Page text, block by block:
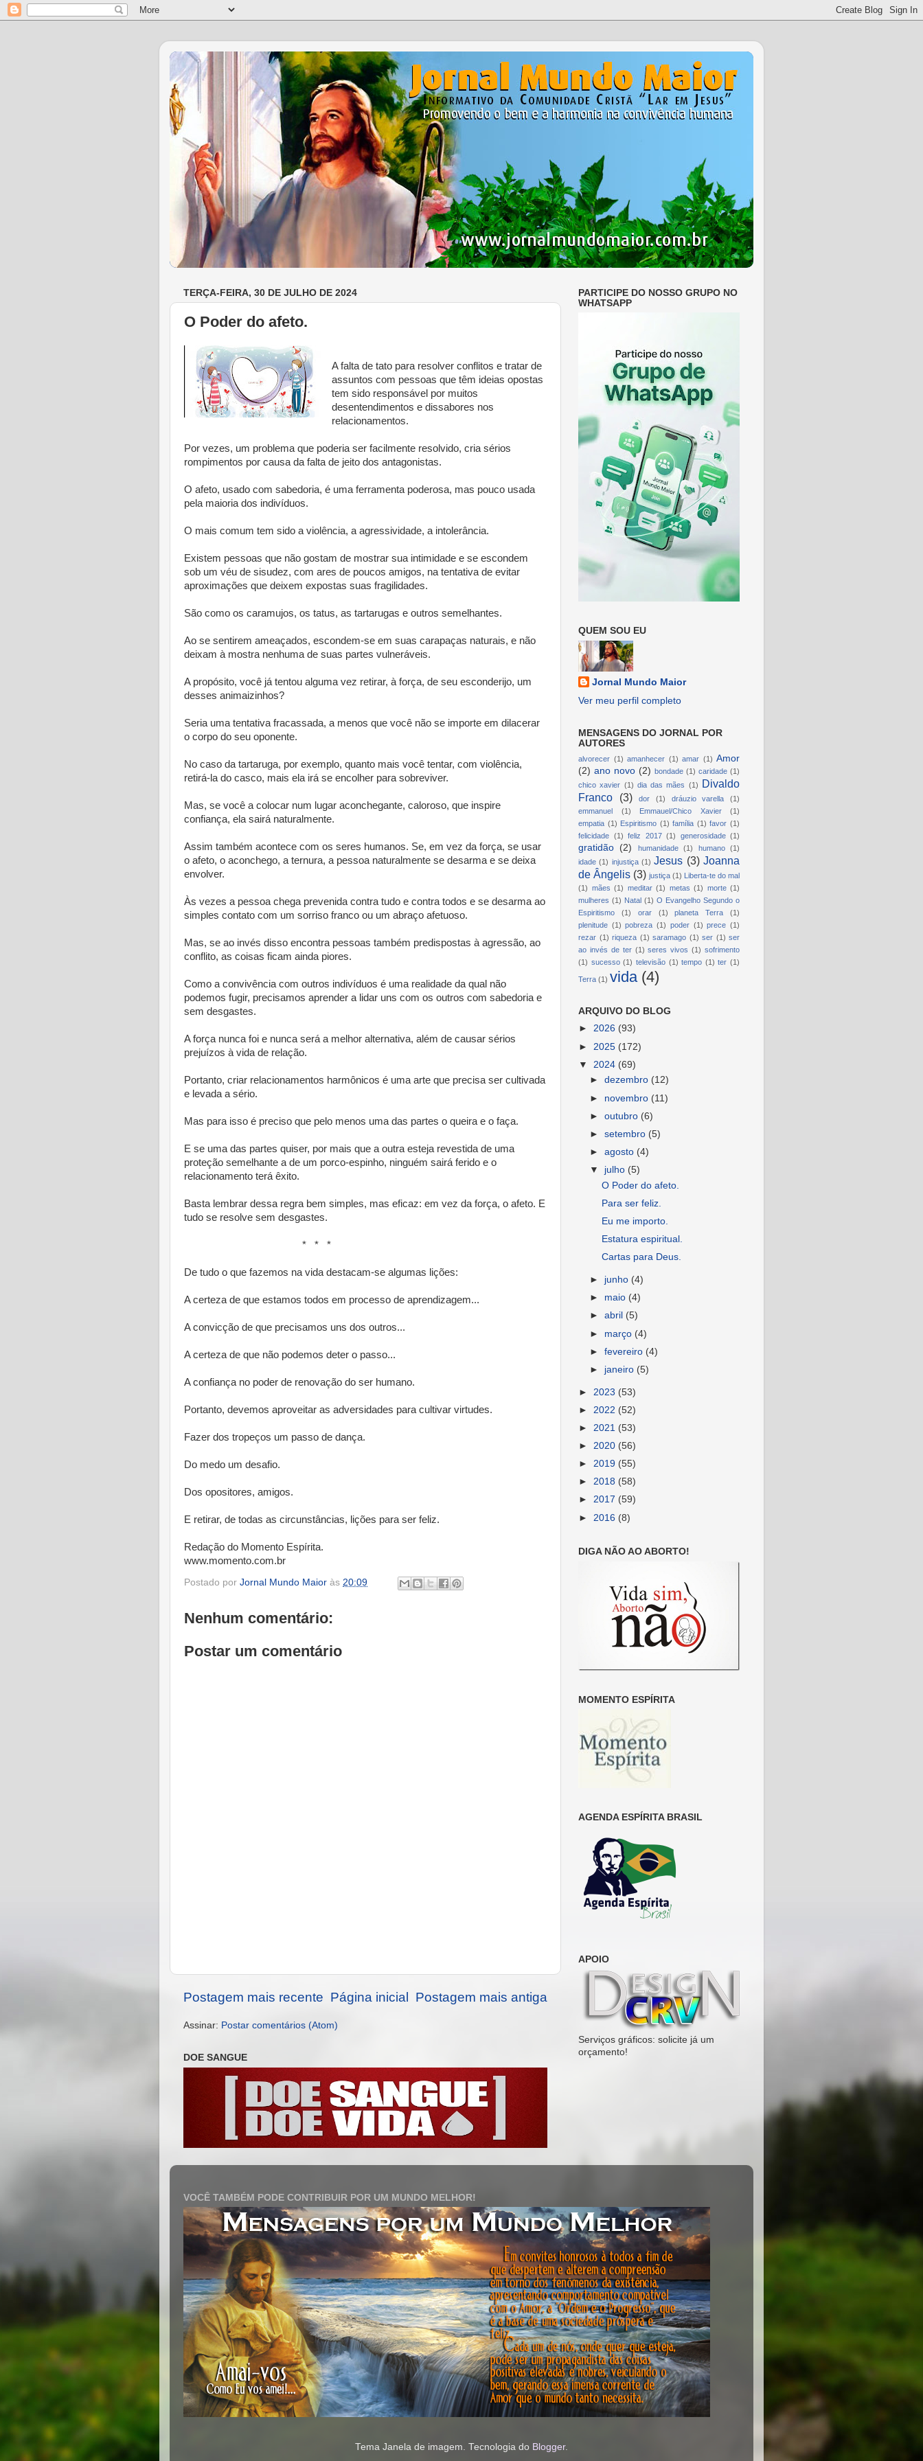
TERÇA-FEIRA, 30 DE JULHO DE 2024
O Poder do afeto.
A falta de tato para resolver conflitos e tratar de
assuntos com pessoas que têm ideias opostas
tem sido responsável por muitos
desentendimentos e dissabores nos
relacionamentos.
Por vezes, um problema que poderia ser facilmente resolvido, cria sérios
rompimentos por causa da falta de jeito dos antagonistas.
O afeto, usado com sabedoria, é uma ferramenta poderosa, mas pouco usada
pela maioria dos indivíduos.
O mais comum tem sido a violência, a agressividade, a intolerância.
Existem pessoas que não gostam de mostrar sua intimidade e se escondem
sob um véu de sisudez, com ares de poucos amigos, na tentativa de evitar
aproximações que deixem expostas suas fragilidades.
São como os caramujos, os tatus, as tartarugas e outros semelhantes.
Ao se sentirem ameaçados, escondem-se em suas carapaças naturais, e não
deixam à mostra nenhuma de suas partes vulneráveis.
A propósito, você já tentou alguma vez retirar, à força, de seu esconderijo, um
desses animaizinhos?
Seria uma tentativa fracassada, a menos que você não se importe em dilacerar
o corpo do seu oponente.
No caso da tartaruga, por exemplo, quanto mais você tentar, com violência,
retirá-la do casco, mais ela irá se encolher para sobreviver.
Mas, se você a colocar num lugar aconchegante, caloroso, que inspire
confiança, ela sairá naturalmente.
Assim também acontece com os seres humanos. Se, em vez da força, se usar
o afeto, o aconchego, a ternura, a pessoa naturalmente se desarma e se deixa
envolver.
Às vezes a pessoa chega prevenida contra tudo e contra todos e se desarma ao
simples contato com um sorriso franco ou um abraço afetuoso.
Mas, se ao invés disso encontra pessoas também predispostas à agressão, ao
conflito, as coisas ficam ainda piores.
Como a convivência com outros indivíduos é uma realidade da qual não
podemos fugir, precisamos aprender a lidar uns com os outros com sabedoria e
sem desgastes.
A força nunca foi e nunca será a melhor alternativa, além de causar sérios
prejuízos à vida de relação.
Portanto, criar relacionamentos harmônicos é uma arte que precisa ser cultivada
e levada a sério.
Mas para isso é preciso que pelo menos uma das partes o queira e o faça.
E se uma das partes quiser, por mais que a outra esteja revestida de uma
proteção semelhante a de um porco-espinho, ninguém sairá ferido e o
relacionamento terá êxito.
Basta lembrar dessa regra bem simples, mas eficaz: em vez da força, o afeto. E
tudo se resolve sem desgastes.
* * *
De tudo o que fazemos na vida destacam-se algumas lições:
A certeza de que estamos todos em processo de aprendizagem...
A convicção de que precisamos uns dos outros...
A certeza de que não podemos deter o passo...
A confiança no poder de renovação do ser humano.
Portanto, devemos aproveitar as adversidades para cultivar virtudes.
Fazer dos tropeços um passo de dança.
Do medo um desafio.
Dos opositores, amigos.
E retirar, de todas as circunstâncias, lições para ser feliz.
Redação do Momento Espírita.
www.momento.com.br
Postado por Jornal Mundo Maior às 20:09
Nenhum comentário:
Postar um comentário
Postagem mais recente Postagem mais antiga
Página inicial
Assinar: Postar comentários (Atom)
DOE SANGUE
PARTICIPE DO NOSSO GRUPO NO
WHATSAPP
QUEM SOU EU
Jornal Mundo Maior
Ver meu perfil completo
MENSAGENS DO JORNAL POR
AUTORES
alvorecer (1) amanhecer (1) amar (1) Amor
(2) ano novo (2) bondade (1) caridade (1)
chico xavier (1) dia das mães (1) Divaldo
Franco
(3) dor (1) dráuzio varella
(1)
emmanuel
(1) Emmauel/Chico Xavier
(1)
empatia (1) Espiritismo (1) família (1) favor (1)
felicidade (1) feliz 2017 (1) generosidade (1)
gratidão (2) humanidade (1) humano
(1)
idade (1) injustiça (1) Jesus (3) Joanna
de Ângelis (3) justiça (1)
Liberta-te do mal
(1) mães (1) meditar (1) metas (1) morte (1)
mulheres (1) Natal (1) O Evangelho Segundo o
Espiritismo
(1) orar (1) planeta Terra
(1)
plenitude (1) pobreza (1) poder (1) prece (1)
rezar (1) riqueza (1) saramago (1) ser (1) ser
ao invés de ter (1) seres vivos (1) sofrimento
(1) sucesso (1) televisão (1) tempo (1) ter (1)
Terra (1) vida (4)
ARQUIVO DO BLOG
► 2026 (93)
► 2025 (172)
▼ 2024 (69)
►dezembro (12)
► novembro (11)
►outubro (6)
►setembro (5)
►agosto (4)
▼ julho (5)
O Poder do afeto.
Para ser feliz.
Eu me importo.
Estatura espiritual.
Cartas para Deus.
► junho (4)
► maio (4)
►abril (5)
► março (4)
►fevereiro (4)
► janeiro (5)
► 2023 (53)
► 2022 (52)
► 2021 (53)
► 2020 (56)
► 2019 (55)
► 2018 (58)
► 2017 (59)
► 2016 (8)
DIGA NÃO AO ABORTO!
MOMENTO ESPÍRITA
AGENDA ESPÍRITA BRASIL
APOIO
Serviços gráficos: solicite já um
orçamento!
VOCÊ TAMBÉM PODE CONTRIBUIR POR UM MUNDO MELHOR!
Tema Janela de imagem. Tecnologia do Blogger.